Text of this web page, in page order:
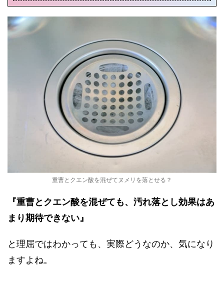
重曹とクエン酸を混ぜてヌメリを落とせる？
『重曹とクエン酸を混ぜても、汚れ落とし効果はあ
まり期待できない』
と理屈ではわかっても、実際どうなのか、気になり
ますよね。